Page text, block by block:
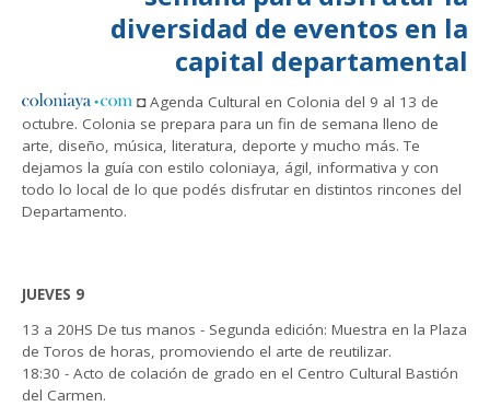
diversidad de eventos en la
capital departamental
◘ Agenda Cultural en Colonia del 9 al 13 de
octubre. Colonia se prepara para un fin de semana lleno de
arte, diseño, música, literatura, deporte y mucho más. Te
dejamos la guía con estilo coloniaya, ágil, informativa y con
todo lo local de lo que podés disfrutar en distintos rincones del
Departamento.
JUEVES 9
13 a 20HS De tus manos - Segunda edición: Muestra en la Plaza
de Toros de horas, promoviendo el arte de reutilizar.
18:30 - Acto de colación de grado en el Centro Cultural Bastión
del Carmen.